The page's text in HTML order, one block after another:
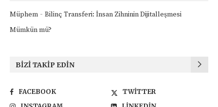
Müphem - Bilinç Transferi: İnsan Zihninin Dijitalleşmesi
Mümkün mü?
BIZI TAKIP EDIN
FACEBOOK
TWITTER